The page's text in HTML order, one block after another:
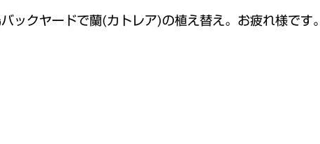
ックヤードで蘭(カトレア)の植え替え。お疲れ様です。